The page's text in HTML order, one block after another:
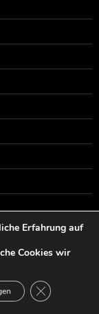
Erfahrung auf
Cookies wir
GDPR